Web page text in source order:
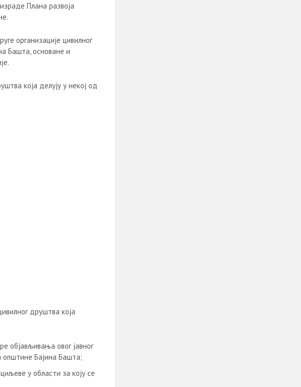
Плана развоја
организације цивилног
Башта, основане и
којa делују у некој од
друштва која
објављивања овог јавног
општине Бајина Башта;
у области за коју се